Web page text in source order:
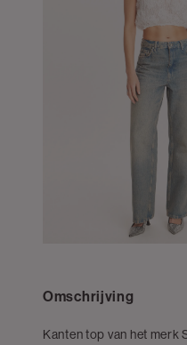
Omschrijving
Kanten top van het merk